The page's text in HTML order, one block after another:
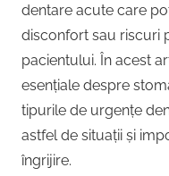
dentare acute care
disconfort sau riscuri
pacientului. În acest
esențiale despre
tipurile de urgențe
astfel de situații și
îngrijire.